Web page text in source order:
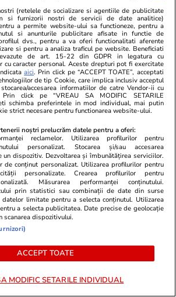
rare. Ministerul Mediului
pentru biodiversitate
mai multe
05 aug.
grindină și vijelii în 34 de județe
zonelor care rămân sub
extremă până vineri
Sinaia, unde un apartament
(retelele de socializare si agentiile de publicitate
si furnizorii nostri de servicii de date analitice)
a permite website-ului sa functioneze, pentru a
si anunturile publicitare afisate in functie de
dvs., pentru a va oferi functionalitati aferente
si pentru a analiza traficul pe website. Beneficiati
de art. 15-22 din GDPR in legatura cu
cu caracter personal. Aceste drepturi pot fi exercitate
aici. Prin click pe “ACCEPT TOATE”, acceptati
de tip Cookie, care implica inclusiv acceptul
accesarea informatiilor de catre Vendor-ii cu
Prin click pe “VREAU SA MODIFIC SETARILE
schimba preferintele in mod individual, mai putin
strict necesare pentru functionarea website-ului.
noștri prelucrăm datele pentru a oferi:
reclamelor. Utilizarea profilurilor pentru
personalizat. Stocarea și/sau accesarea
dispozitiv. Dezvoltarea și îmbunătățirea serviciilor.
de conținut personalizat. Utilizarea profilurilor pentru
personalizate. Crearea profilurilor pentru
Măsurarea performanței conținutului.
prin statistici sau combinații de date din surse
limitate pentru a selecta conținutul. Utilizarea
a selecta publicitatea. Date precise de geolocație
scanarea dispozitivului.
ACCEPT TOATE
MODIFIC SETARILE INDIVIDUAL